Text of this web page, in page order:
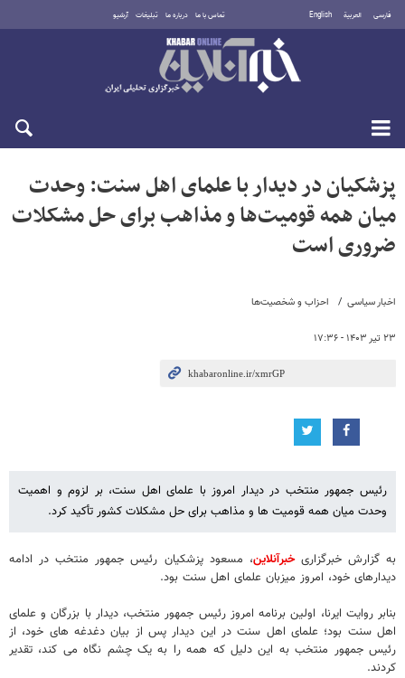
فارسی العربية English تماس با ما درباره ما تبلیغات آرشیو
شنبه ۱۷ مرداد ۱۴۰۵
اخبار سیاسی احزاب و شخصیت‌ها
۲۳ تیر ۱۴۰۳ - ۱۷:۳۶
پزشکیان در دیدار با علمای اهل سنت: وحدت
میان همه قومیت‌ها و مذاهب برای حل مشکلات
ضروری است
رئیس جمهور منتخب در دیدار امروز با علمای اهل سنت، بر لزوم و اهمیت
وحدت میان همه قومیت ها و مذاهب برای حل مشکلات کشور تأکید کرد.
به گزارش خبرگزاریخبرآنلاین، مسعود پزشکیان رئیس جمهور منتخب در ادامه
دیدارهای خود، امروز میزبان علمای اهل سنت بود.
بنابر روایت ایرنا، اولین برنامه امروز رئیس جمهور منتخب، دیدار با بزرگان و علمای
اهل سنت بود؛ علمای اهل سنت در این دیدار پس از بیان دغدغه های خود، از
رئیس جمهور منتخب به این دلیل که همه را به یک چشم نگاه می کند، تقدیر
کردند.